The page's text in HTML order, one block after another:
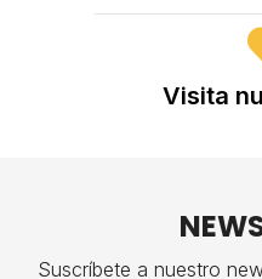
Visita
Suscríbete a nuestro